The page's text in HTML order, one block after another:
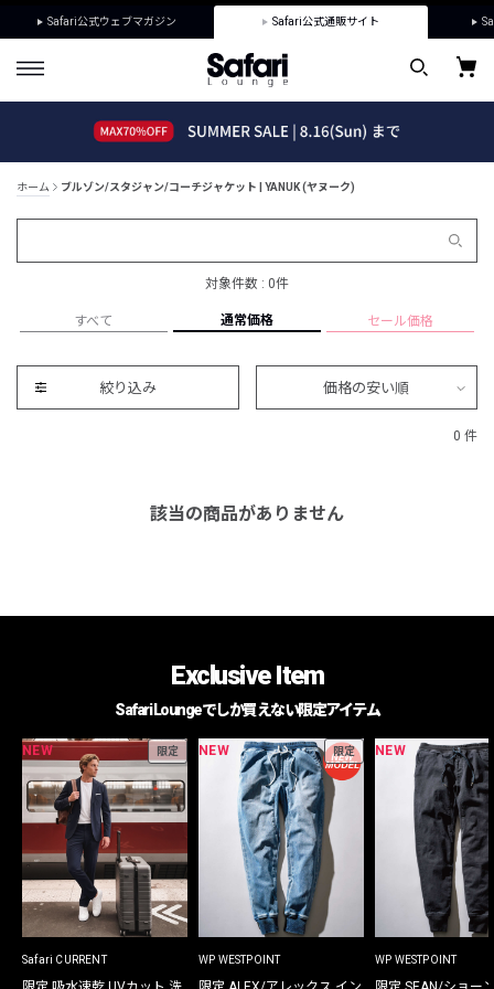
Safari公式ウェブマガジン Safari公式通販サイト
ホーム ブルゾン/スタジャン/コーチジャケット | YANUK (ヤヌーク)
対象件数 : 0件
すべて 通常価格 セール価格
絞り込み 価格の安い順
0 件
該当の商品がありません
Exclusive Item
Safari Loungeでしか買えない限定アイテム
NEW 限定
Safari CURRENT
NEW 限定
WP WESTPOINT
NEW
WP WESTPOINT